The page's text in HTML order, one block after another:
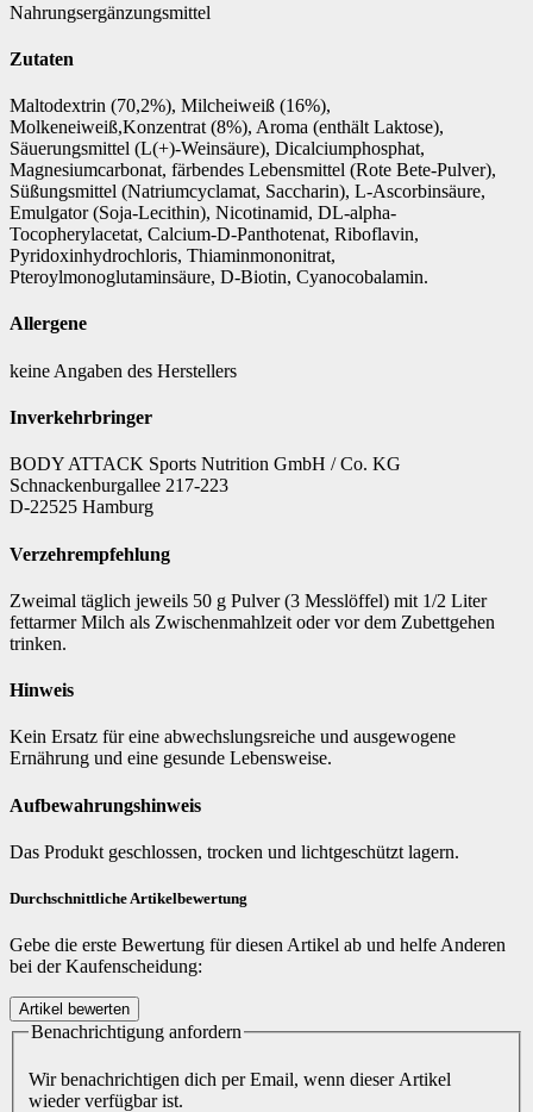
Nahrungsergänzungsmittel
Zutaten
Maltodextrin (70,2%), Milcheiweiß (16%),
Molkeneiweiß,Konzentrat (8%), Aroma (enthält Laktose),
Säuerungsmittel (L(+)-Weinsäure), Dicalciumphosphat,
Magnesiumcarbonat, färbendes Lebensmittel (Rote Bete-Pulver),
Süßungsmittel (Natriumcyclamat, Saccharin), L-Ascorbinsäure,
Emulgator (Soja-Lecithin), Nicotinamid, DL-alpha-
Tocopherylacetat, Calcium-D-Panthotenat, Riboflavin,
Pyridoxinhydrochloris, Thiaminmononitrat,
Pteroylmonoglutaminsäure, D-Biotin, Cyanocobalamin.
Allergene
keine Angaben des Herstellers
Inverkehrbringer
BODY ATTACK Sports Nutrition GmbH / Co. KG
Schnackenburgallee 217-223
D-22525 Hamburg
Verzehrempfehlung
Zweimal täglich jeweils 50 g Pulver (3 Messlöffel) mit 1/2 Liter
fettarmer Milch als Zwischenmahlzeit oder vor dem Zubettgehen
trinken.
Hinweis
Kein Ersatz für eine abwechslungsreiche und ausgewogene
Ernährung und eine gesunde Lebensweise.
Aufbewahrungshinweis
Das Produkt geschlossen, trocken und lichtgeschützt lagern.
Durchschnittliche Artikelbewertung
Gebe die erste Bewertung für diesen Artikel ab und helfe Anderen
bei der Kaufenscheidung:
Benachrichtigung anfordern
Wir benachrichtigen dich per Email, wenn dieser Artikel
wieder verfügbar ist.